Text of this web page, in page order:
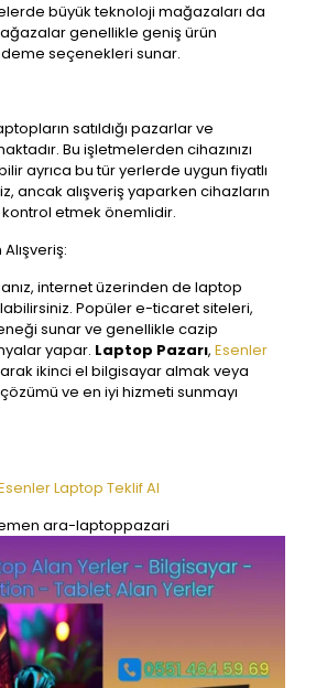
büyük teknoloji mağazaları da
genellikle geniş ürün
seçenekleri sunar.
satıldığı pazarlar ve
Bu işletmelerden cihazınızı
ayrıca bu tür yerlerde uygun fiyatlı
ancak alışveriş yaparken cihazların
etmek önemlidir.
internet üzerinden de laptop
Popüler e-ticaret siteleri,
sunar ve genellikle cazip
yapar. Laptop Pazarı, Esenler
ikinci el bilgisayar almak veya
ve en iyi hizmeti sunmayı